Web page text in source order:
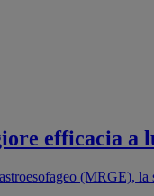
efficacia a
(MRGE),